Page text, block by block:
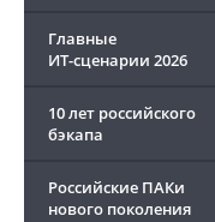
Главные
ИТ-сценарии 2026
10 лет российского
бэкапа
Российские ПАКи
нового поколения